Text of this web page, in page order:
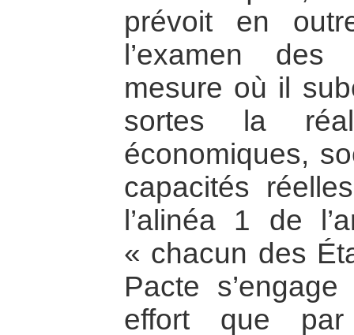
prévoit en
l’examen
mesure où il
sortes la
économiques,
capacités
l’alinéa 1 de
« chacun des
Pacte
effort que